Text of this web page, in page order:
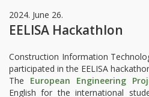
2024. June 26.
EELISA Hackathlon
Construction Information
participated in the EELISA
The European Engineering
English for the international